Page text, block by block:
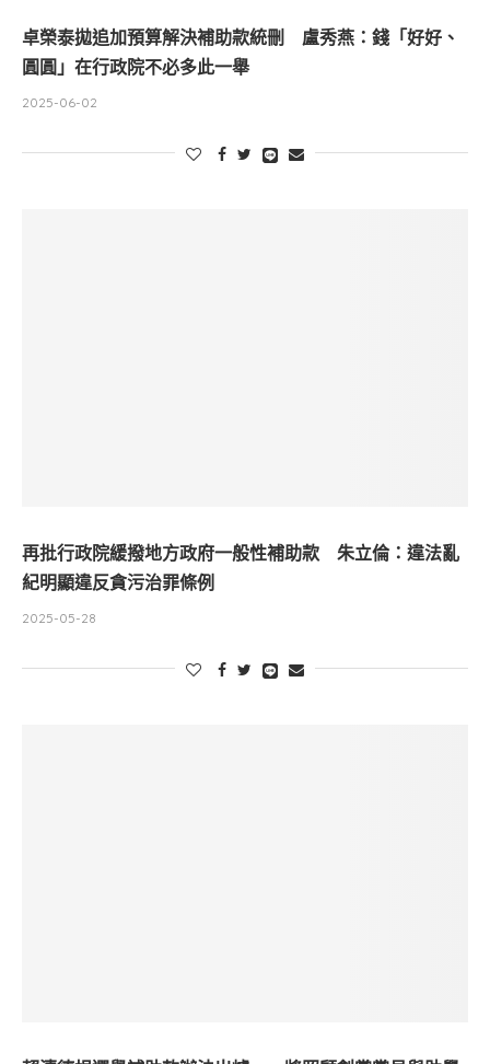
卓榮泰拋追加預算解決補助款統刪 盧秀燕：錢「好好、
圓圓」在行政院不必多此一舉
2025-06-02
再批行政院緩撥地方政府一般性補助款 朱立倫：違法亂
紀明顯違反貪污治罪條例
2025-05-28